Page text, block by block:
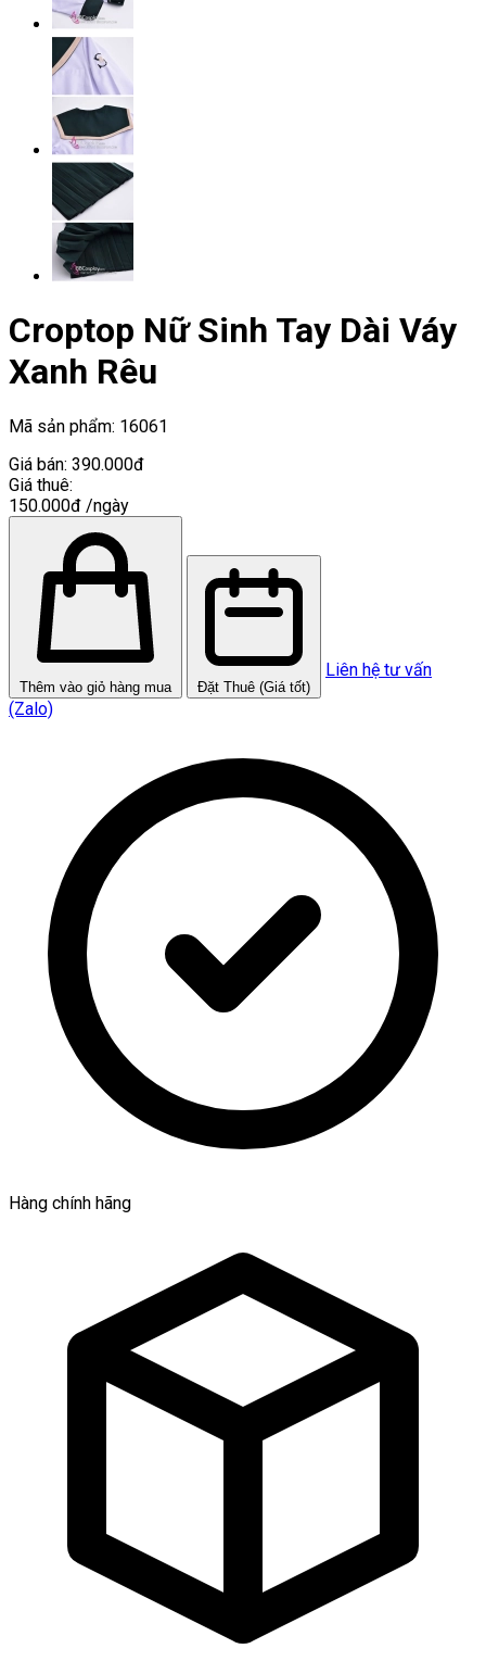
Croptop Nữ Sinh Tay Dài Váy
Xanh Rêu
Mã sản phẩm: 16061
Giá bán: 390.000đ
Giá thuê:
150.000đ /ngày
Thêm vào giỏ hàng mua Đặt Thuê (Giá tốt)
Liên hệ tư vấn
(Zalo)
Hàng chính hãng